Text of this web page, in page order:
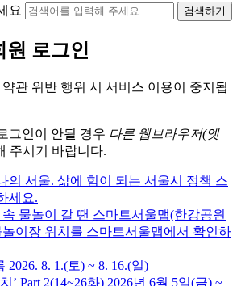
요 검색하기
원 로그인
관 위반 행위 시 서비스 이용이 중지됩
그인이 안될 경우 다른 웹브라우저(엣
주시기 바랍니다.